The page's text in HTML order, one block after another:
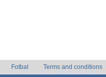
Fotbal Terms and conditions